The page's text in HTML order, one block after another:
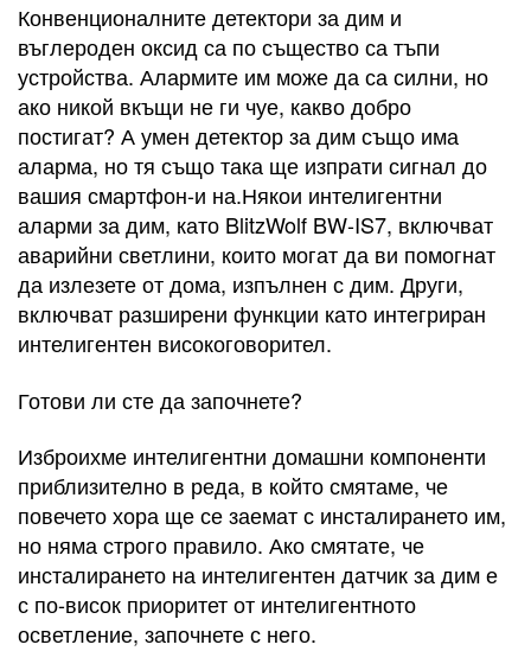
Конвенционалните детектори за дим и
въглероден оксид са по същество са тъпи
устройства. Алармите им може да са силни, но
ако никой вкъщи не ги чуе, какво добро
постигат? А умен детектор за дим също има
аларма, но тя също така ще изпрати сигнал до
вашия смартфон-и на.Някои интелигентни
аларми за дим, като BlitzWolf BW-IS7, включват
аварийни светлини, които могат да ви помогнат
да излезете от дома, изпълнен с дим. Други,
включват разширени функции като интегриран
интелигентен високоговорител.
Готови ли сте да започнете?
Изброихме интелигентни домашни компоненти
приблизително в реда, в който смятаме, че
повечето хора ще се заемат с инсталирането им,
но няма строго правило. Ако смятате, че
инсталирането на интелигентен датчик за дим е
с по-висок приоритет от интелигентното
осветление, започнете с него.